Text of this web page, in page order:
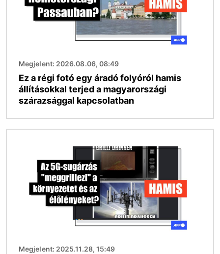
Megjelent: 2026.08.06, 08:49
Ez a régi fotó egy áradó folyóról hamis
állításokkal terjed a magyarországi
szárazsággal kapcsolatban
Megjelent: 2025.11.28, 15:49